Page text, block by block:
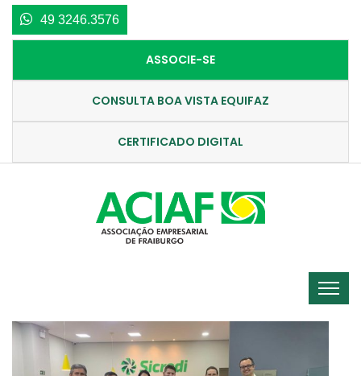
49 3246.3576
ASSOCIE-SE
CONSULTA BOA VISTA EQUIFAZ
CERTIFICADO DIGITAL